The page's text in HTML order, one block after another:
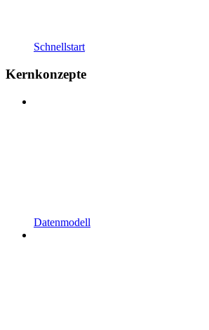
Schnellstart
Kernkonzepte
Datenmodell